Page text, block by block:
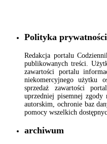
Polityka prywatności
Redakcja portalu
publikowanych treści.
zawartości portalu
niekomercyjnego użytku
sprzedaż zawartości
uprzedniej pisemnej
autorskim, ochronie baz
pomocy wszelkich
archiwum